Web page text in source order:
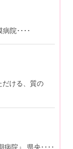
院････
だける、質の
病院』 県央････